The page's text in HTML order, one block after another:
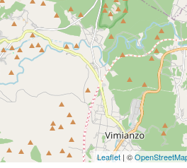
Leaflet | ©